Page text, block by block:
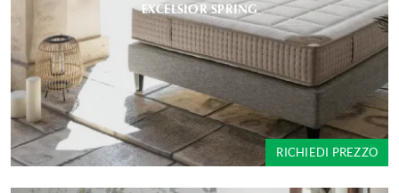
EXCELSIOR SPRING
RICHIEDI PREZZO